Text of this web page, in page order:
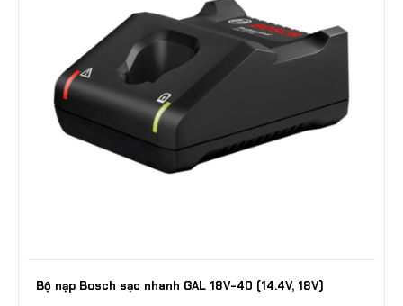
Bộ nạp Bosch sạc nhanh GAL 18V-40 (14.4V, 18V)